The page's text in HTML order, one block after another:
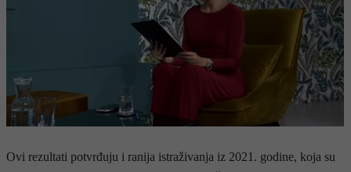
Ovi rezultati potvrđuju i ranija istraživanja iz 2021. godine, koja su